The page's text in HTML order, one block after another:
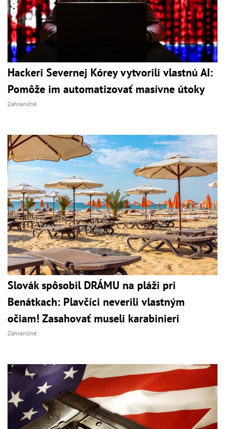
Hackeri Severnej Kórey vytvorili vlastnú AI:
Pomôže im automatizovať masívne útoky
Zahraničné
Slovák spôsobil DRÁMU na pláži pri
Benátkach: Plavčíci neverili vlastným
očiam! Zasahovať museli karabinieri
Zahraničné